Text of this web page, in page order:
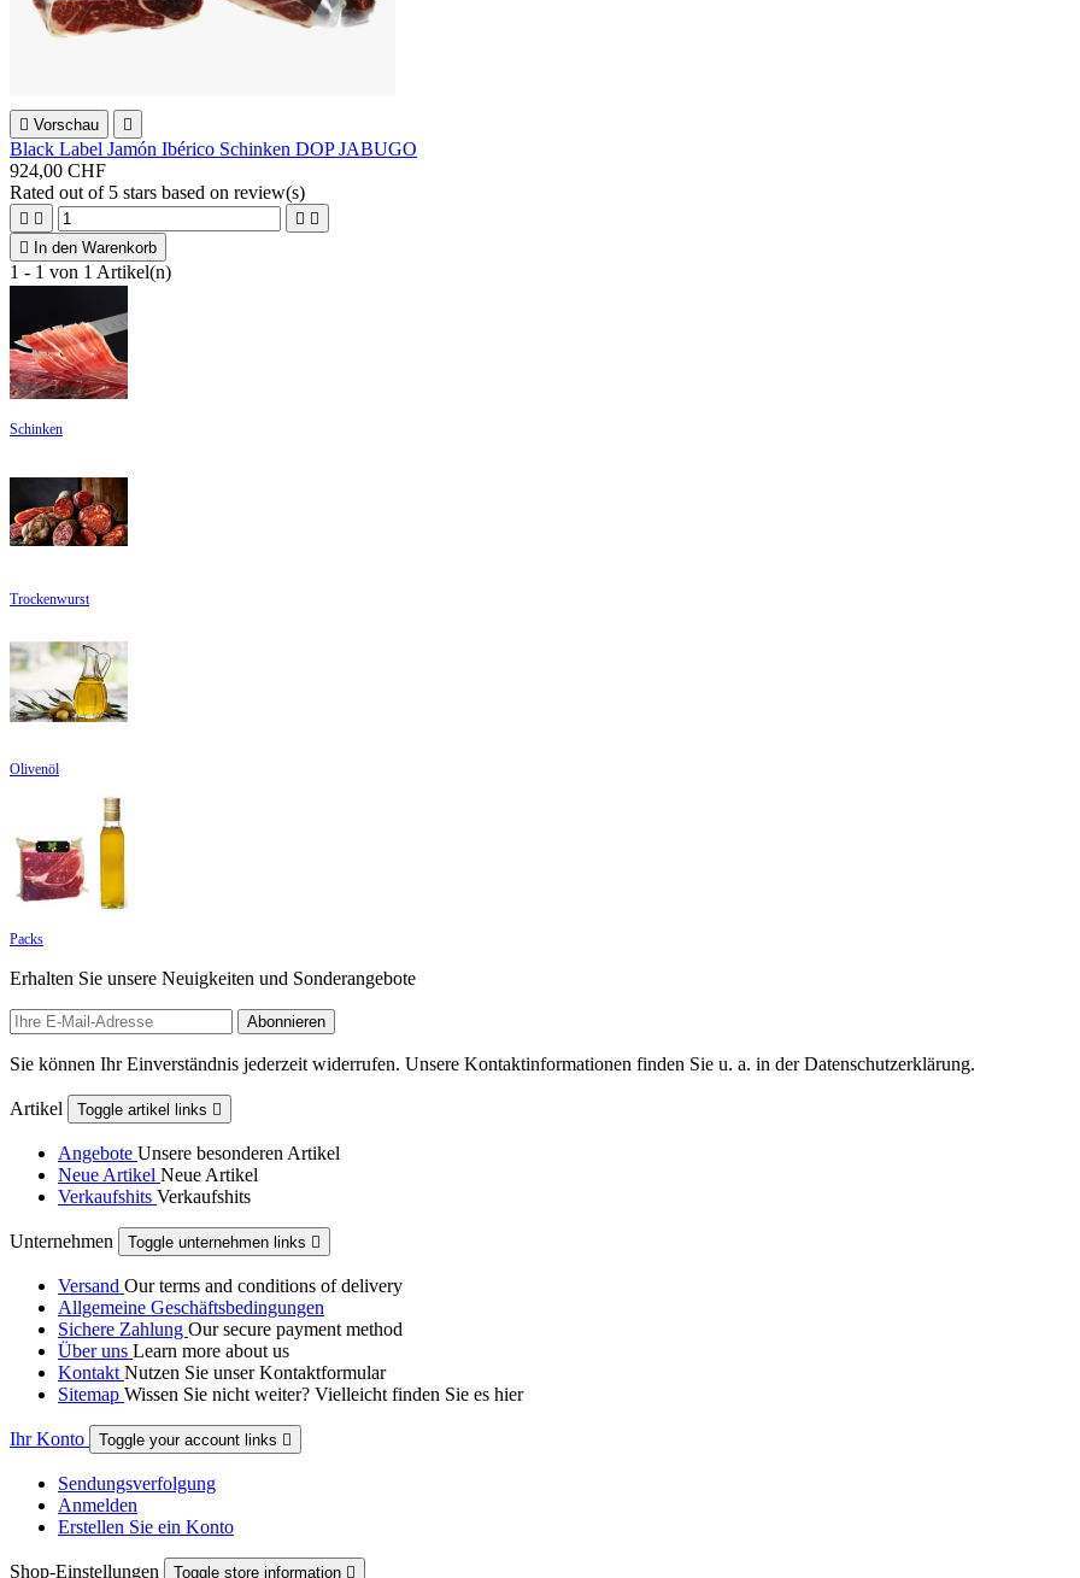
 Vorschau 
Black Label Jamón Ibérico Schinken DOP JABUGO
924,00 CHF
Rated out of 5 stars based on review(s)
   

In den Warenkorb
1 - 1 von 1 Artikel(n)
Schinken
Trockenwurst
Olivenöl
Packs
Erhalten Sie unsere Neuigkeiten und Sonderangebote
Sie können Ihr Einverständnis jederzeit widerrufen. Unsere Kontaktinformationen finden Sie u. a. in der Datenschutzerklärung.
Artikel Toggle artikel links 
Angebote Unsere besonderen Artikel
Neue Artikel Neue Artikel
Verkaufshits Verkaufshits
Unternehmen Toggle unternehmen links 
Versand Our terms and conditions of delivery
Allgemeine Geschäftsbedingungen
Sichere Zahlung Our secure payment method
Über uns Learn more about us
Kontakt Nutzen Sie unser Kontaktformular
Sitemap Wissen Sie nicht weiter? Vielleicht finden Sie es hier
Ihr Konto Toggle your account links 
Sendungsverfolgung
Anmelden
Erstellen Sie ein Konto
Shop-Einstellungen Toggle store information 